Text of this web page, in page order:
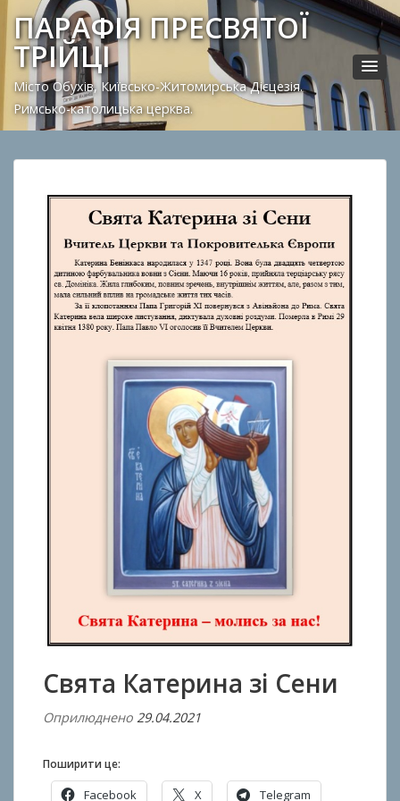
ПАРАФІЯ ПРЕСВЯТОЇ
ТРІЙЦІ
Місто Обухів, Київсько-Житомирська Дієцезія.
Римсько-католицька церква.
Свята Катерина зі Сени
Оприлюднено 29.04.2021
A
Поширити це:
Facebook X Telegram